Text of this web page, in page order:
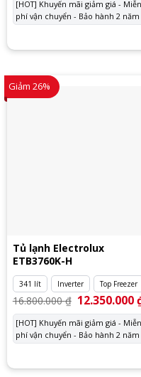
14.850.000 ₫.
[HOT] Khuyến mãi giảm giá - Miễn
phí vận chuyển - Bảo hành 2 năm
Giảm 26%
Tủ lạnh Electrolux
ETB3760K-H
341 lít Inverter Top Freezer
16.800.000₫ Giá
gốc
là:
16.800.000 ₫.
12.350.000
[HOT] Khuyến mãi giảm giá - Miễn
phí vận chuyển - Bảo hành 2 năm